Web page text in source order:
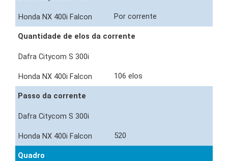
Por corrente
Quantidade de elos da corrente
106 elos
Passo da corrente
520
Quadro